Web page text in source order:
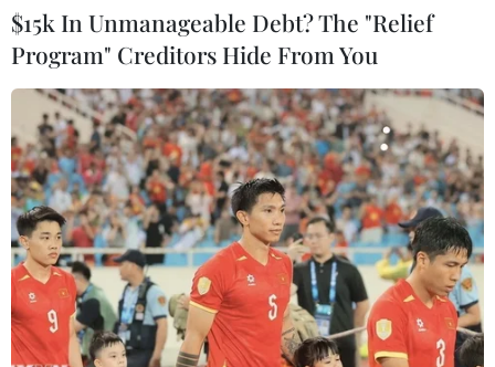
Đoàn đại biểu Tổng Lãnh sự quán Việt Nam tại Pakse, tỉnh
Champasak, do bà Tạ Phương Dung, Tổng Lãnh sự, dẫn đầu,
đã đến dâng hương tại Tượng đài Liên minh chiến đấu Lào-Việt
Nam ở huyện Paksong. (Ảnh: TTXVN phát)
Theo phóng viên TTXVN tại Lào, nhân dịp kỷ
$15k In Unmanageable Debt? The "Relief
Program" Creditors Hide From You